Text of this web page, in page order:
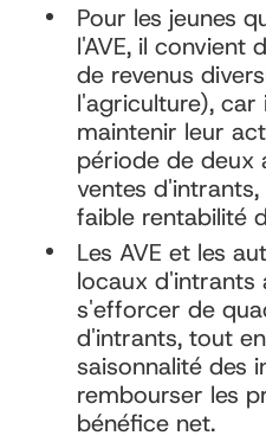
Pour les jeunes
l'AVE, il convient
de revenus
l'agriculture),
maintenir leur
période de deux
ventes
faible rentabilité
Les AVE et les
locaux d'intrants
s'efforcer de
d'intrants, tout
saisonnalité des
rembourser les
bénéfice net.